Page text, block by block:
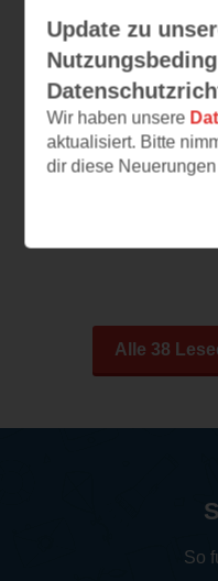
Hundert
24.09.2023 –
Inspirierend und
Mein erster
Lieblingsrezepte
Alle 38
Update zu
Wir haben unsere
aktualisiert. Bitte
dir diese
So